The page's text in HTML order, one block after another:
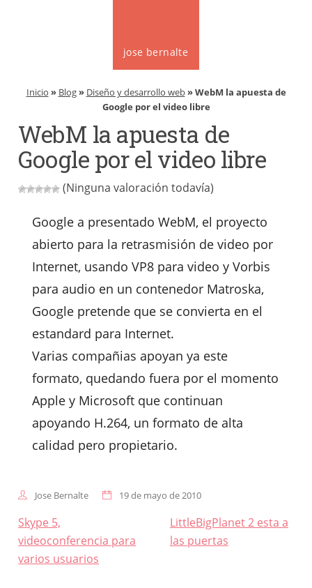
jose bernalte
Inicio » Blog» Diseño y desarrollo web» WebM la apuesta de
Google por el video libre
WebM la apuesta de
Google por el video libre
(Ninguna valoración todavía)
Google a presentado WebM, el proyecto
abierto para la retrasmisión de video por
Internet, usando VP8 para video y Vorbis
para audio en un contenedor Matroska,
Google pretende que se convierta en el
estandard para Internet.
Varias compañias apoyan ya este
formato, quedando fuera por el momento
Apple y Microsoft que continuan
apoyando H.264, un formato de alta
calidad pero propietario.
Jose Bernalte 19 de mayo de 2010
Navegación
de
entradas
Skype 5,
videoconferencia para
varios usuarios
LittleBigPlanet 2 esta a
las puertas